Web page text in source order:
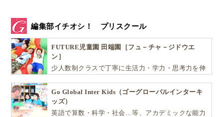
編集部イチオシ！ プリスクール
FUTURE児童園 田端園［フュ－チャ－ジドウエ
ン］
少人数制クラスで丁寧に生活力・学力・思考力を伸
Go Global Inter Kids（ゴーグローバルインターキ
ッズ）
英語で算数・科学・社会…等、アカデミックな能力